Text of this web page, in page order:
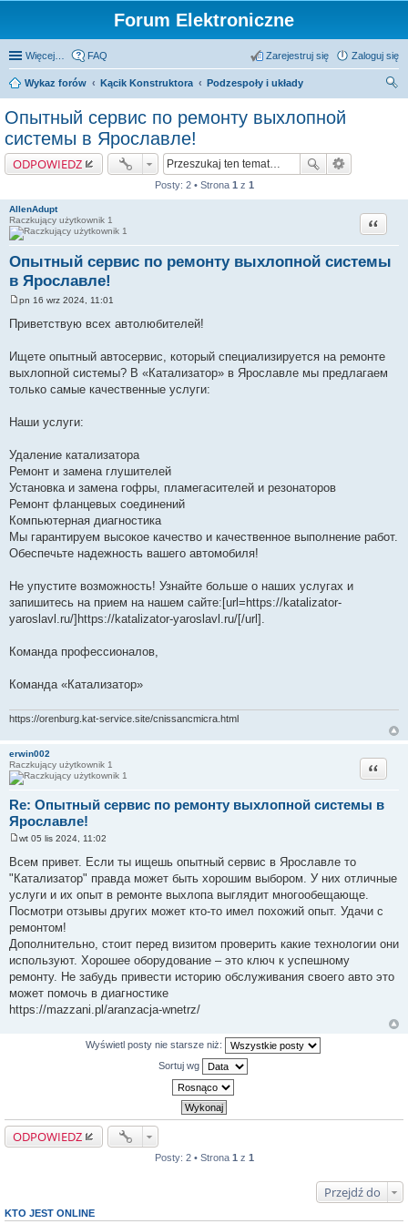
Forum Elektroniczne
Więcej… FAQ Zaloguj się
Zarejestruj się
Wykaz forów Kącik Konstruktora
Podzespoły i układy
Опытный сервис по ремонту выхлопной
системы в Ярославле!
ODPOWIEDZ
Posty: 2 • Strona 1 z 1
AllenAdupt
Raczkujący użytkownik 1
Опытный сервис по ремонту выхлопной системы
в Ярославле!
Cytuj
P
s
pn 16 wrz 2024, 11:01
Приветствую всех автолюбителей!
Ищете опытный автосервис, который специализируется на ремонте
выхлопной системы? В «Катализатор» в Ярославле мы предлагаем
только самые качественные услуги:
Наши услуги:
Удаление катализатора
Ремонт и замена глушителей
Установка и замена гофры, пламегасителей и резонаторов
Ремонт фланцевых соединений
Компьютерная диагностика
Мы гарантируем высокое качество и качественное выполнение работ.
Обеспечьте надежность вашего автомобиля!
Не упустите возможность! Узнайте больше о наших услугах и
запишитесь на прием на нашем сайте:[url=https://katalizator-
yaroslavl.ru/]https://katalizator-yaroslavl.ru/[/url].
Команда профессионалов,
Команда «Катализатор»
https://orenburg.kat-service.site/cnissancmicra.html
erwin002
Raczkujący użytkownik 1
Re: Опытный сервис по ремонту выхлопной системы в
Ярославле!
Cytuj
o
s
t
wt 05 lis 2024, 11:02
Всем привет. Если ты ищешь опытный сервис в Ярославле то
"Катализатор" правда может быть хорошим выбором. У них отличные
услуги и их опыт в ремонте выхлопа выглядит многообещающе.
Посмотри отзывы других может кто-то имел похожий опыт. Удачи с
ремонтом!
Дополнительно, стоит перед визитом проверить какие технологии они
используют. Хорошее оборудование – это ключ к успешному
ремонту. Не забудь привести историю обслуживания своего авто это
может помочь в диагностике
https://mazzani.pl/aranzacja-wnetrz/
Wyświetl posty nie starsze niż:
Sortuj wg
ODPOWIEDZ
Posty: 2 • Strona 1 z 1
Przejdź do
KTO JEST ONLINE